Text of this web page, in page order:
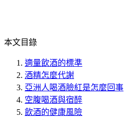
本文目錄
適量飲酒的標準
酒精怎麼代謝
亞洲人喝酒臉紅是怎麼回事
空腹喝酒與宿醉
飲酒的健康風險